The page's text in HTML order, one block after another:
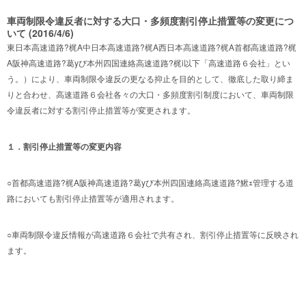
車両制限令違反者に対する大口・多頻度割引停止措置等の変更につ
いて (2016/4/6)
東日本高速道路?梶A中日本高速道路?梶A西日本高速道路?梶A首都高速道路?梶
A阪神高速道路?葛yび本州四国連絡高速道路?梶i以下「高速道路６会社」とい
う。）により、車両制限令違反の更なる抑止を目的として、徹底した取り締ま
りと合わせ、高速道路６会社各々の大口・多頻度割引制度において、車両制限
令違反者に対する割引停止措置等が変更されます。
１．割引停止措置等の変更内容
○首都高速道路?梶A阪神高速道路?葛yび本州四国連絡高速道路?鰍ｪ管理する道
路においても割引停止措置等が適用されます。
○車両制限令違反情報が高速道路６会社で共有され、割引停止措置等に反映され
ます。